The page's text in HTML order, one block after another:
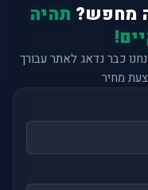
מחפש? תהיה
כבר נדאג לאתר עבורך
מחיר